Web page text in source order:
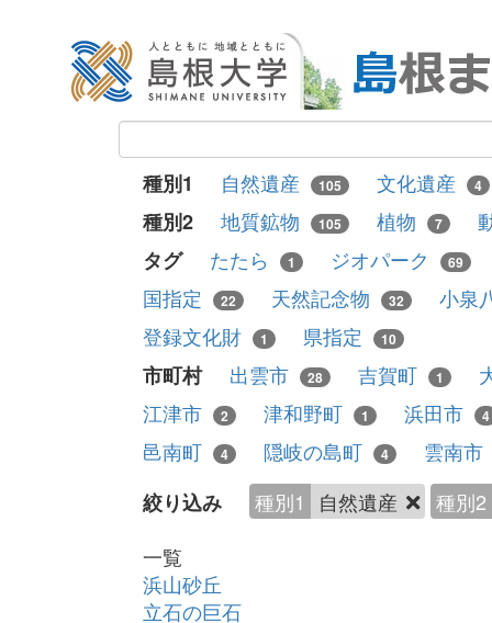
種別1 自然遺産 105 文化遺産 4
種別2 地質鉱物 105 植物 7
タグ
たたら 1 ジオパーク 69
国指定 22 天然記念物 32
小泉
登録文化財
1 県指定 10
市町村 出雲市 28 吉賀町 1
江津市
2 津和野町 1 浜田市 4
邑南町 4 隠岐の島町 4
雲南市
絞り込み
種別1 自然遺産
種別2
一覧
浜山砂丘
立石の巨石